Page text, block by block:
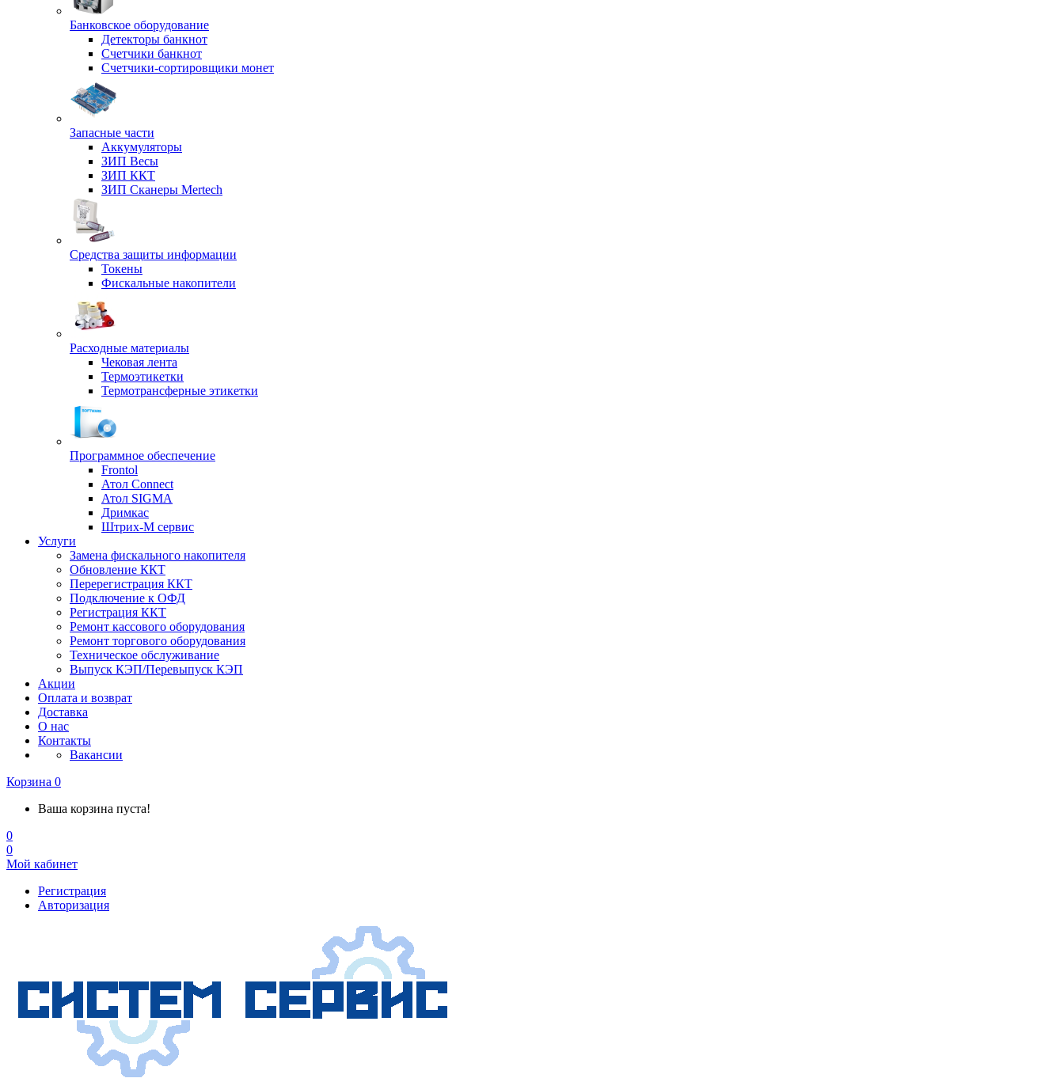
Банковское оборудование
Детекторы банкнот
Счетчики банкнот
Счетчики-сортировщики монет
Запасные части
Аккумуляторы
ЗИП Весы
ЗИП ККТ
ЗИП Сканеры Mertech
Средства защиты информации
Токены
Фискальные накопители
Расходные материалы
Чековая лента
Термоэтикетки
Термотрансферные этикетки
Программное обеспечение
Frontol
Атол Connect
Атол SIGMA
Дримкас
Штрих-М сервис
Услуги
Замена фискального накопителя
Обновление ККТ
Перерегистрация ККТ
Подключение к ОФД
Регистрация ККТ
Ремонт кассового оборудования
Ремонт торгового оборудования
Техническое обслуживание
Выпуск КЭП/Перевыпуск КЭП
Акции
Оплата и возврат
Доставка
О нас
Контакты
Вакансии
Корзина 0
Ваша корзина пуста!
0
0
Мой кабинет
Регистрация
Авторизация